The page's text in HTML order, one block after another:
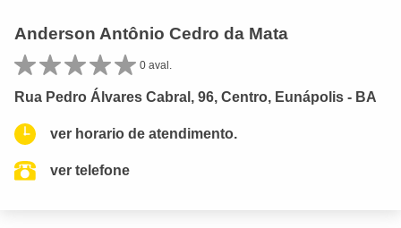
Anderson Antônio Cedro da Mata
0 aval.
Rua Pedro Álvares Cabral, 96, Centro, Eunápolis - BA
ver horario de atendimento.
ver telefone